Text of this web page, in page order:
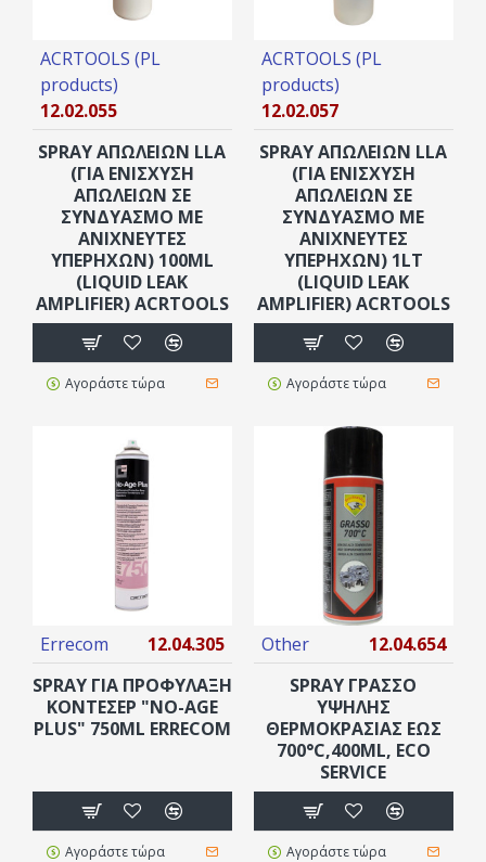
ACRTOOLS (PL
products)
12.02.055
SPRAY ΑΠΩΛΕΙΩΝ LLA
(ΓΙΑ ΕΝΊΣΧΥΣΗ
ΑΠΩΛΕΙΏΝ ΣΕ
ΣΥΝΔΥΑΣΜΌ ΜΕ
ΑΝΙΧΝΕΥΤΈΣ
ΥΠΕΡΉΧΩΝ) 100ML
(LIQUID LEAK
AMPLIFIER) ACRTOOLS
Αγοράστε τώρα
ACRTOOLS (PL
products)
12.02.057
SPRAY ΑΠΩΛΕΙΩΝ LLA
(ΓΙΑ ΕΝΊΣΧΥΣΗ
ΑΠΩΛΕΙΏΝ ΣΕ
ΣΥΝΔΥΑΣΜΌ ΜΕ
ΑΝΙΧΝΕΥΤΈΣ
ΥΠΕΡΉΧΩΝ) 1LT
(LIQUID LEAK
AMPLIFIER) ACRTOOLS
Αγοράστε τώρα
Errecom
12.04.305
SPRAY ΓΙΑ ΠΡΟΦΎΛΑΞΗ
ΚΟΝΤΈΣΕΡ "NO-AGE
PLUS" 750ML ERRECOM
Αγοράστε τώρα
Other
12.04.654
SPRAY ΓΡΑΣΣΟ
ΥΨΗΛΗΣ
ΘΕΡΜΟΚΡΑΣΙΑΣ ΕΩΣ
700°C,400ML, ECO
SERVICE
Αγοράστε τώρα